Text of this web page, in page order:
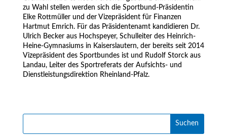
zu Wahl stellen werden sich die Sportbund-Präsidentin
Elke Rottmüller und der Vizepräsident für Finanzen
Hartmut Emrich. Für das Präsidentenamt kandidieren Dr.
Ulrich Becker aus Hochspeyer, Schulleiter des Heinrich-
Heine-Gymnasiums in Kaiserslautern, der bereits seit 2014
Vizepräsident des Sportbundes ist und Rudolf Storck aus
Landau, Leiter des Sportreferats der Aufsichts- und
Dienstleistungsdirektion Rheinland-Pfalz.